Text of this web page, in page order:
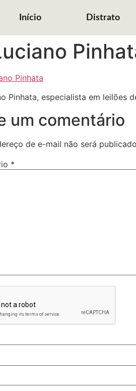
Início Distrato
Pinhata, especialista em leilões
um comentário
de e-mail não será
*